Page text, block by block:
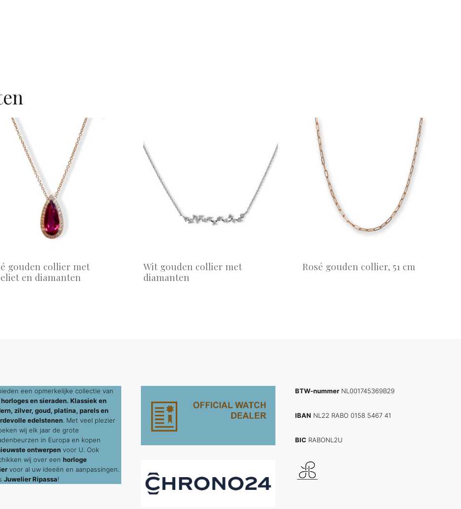
gouden collier met
en diamanten
Wit gouden collier met
diamanten
Rosé gouden collier, 51 cm
een opmerkelijke collectie van
horloges en sieraden. Klassiek en
zilver, goud, platina, parels en
edelstenen. Met veel plezier
wij elk jaar de grote
in Europa en kopen
ontwerpen voor U. Ook
wij over een horloge
voor al uw ideeën en aanpassingen.
Juwelier Ripassa!
BTW-nummer NL001745369B29
IBAN NL22 RABO 0158 5467 41
BIC RABONL2U